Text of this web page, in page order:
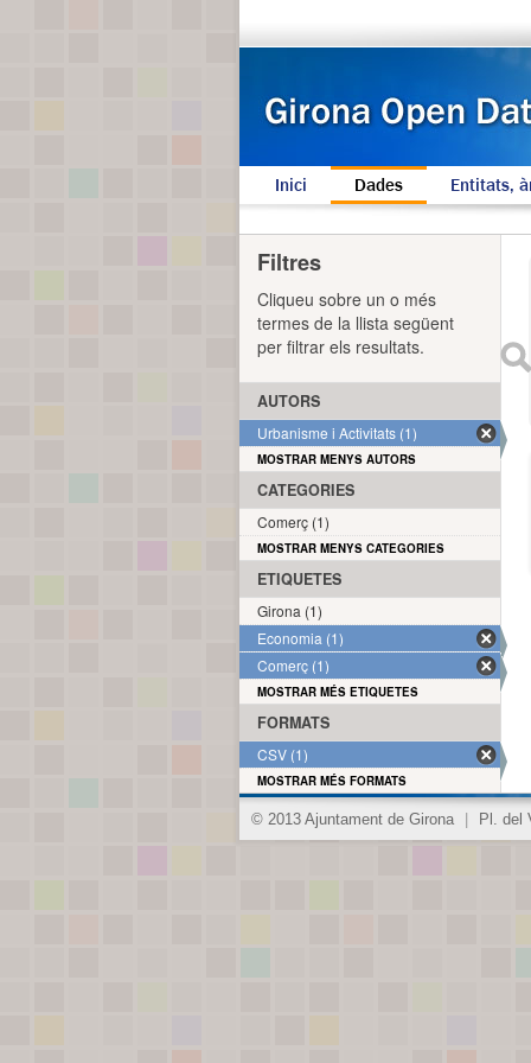
Inici Dades Entitats,
Filtres
Cliqueu sobre un o més
termes de la llista següent
per filtrar els resultats.
AUTORS
Urbanisme i Activitats (1)
MOSTRAR MENYS AUTORS
CATEGORIES
Comerç (1)
MOSTRAR MENYS CATEGORIES
ETIQUETES
Girona (1)
Economia (1)
Comerç (1)
MOSTRAR MÉS ETIQUETES
FORMATS
CSV (1)
MOSTRAR MÉS FORMATS
© 2013 Ajuntament de Girona Pl. del